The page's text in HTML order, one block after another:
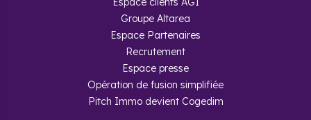
Groupe Altarea
Espace Partenaires
Recrutement
Espace presse
Opération de fusion simplifiée
Pitch Immo devient Cogedim